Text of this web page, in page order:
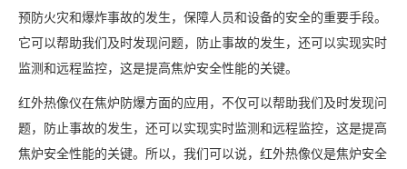
预防火灾和爆炸事故的发生，保障人员和设备的安全的重要手段。
它可以帮助我们及时发现问题，防止事故的发生，还可以实现实时
监测和远程监控，这是提高焦炉安全性能的关键。
红外热像仪在焦炉防爆方面的应用，不仅可以帮助我们及时发现问
题，防止事故的发生，还可以实现实时监测和远程监控，这是提高
焦炉安全性能的关键。所以，我们可以说，红外热像仪是焦炉安全